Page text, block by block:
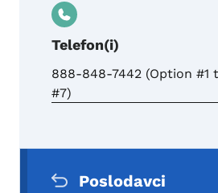
Telefon(i)
888-848-7442 (Option #1
#7)
Poslodavci